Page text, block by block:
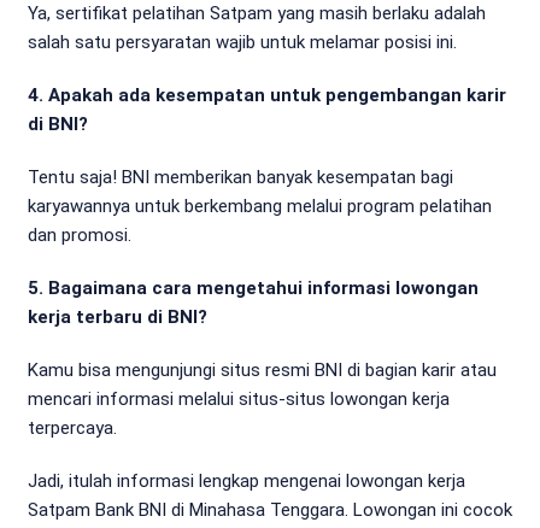
Ya, sertifikat pelatihan Satpam yang masih berlaku adalah
salah satu persyaratan wajib untuk melamar posisi ini.
4. Apakah ada kesempatan untuk pengembangan karir
di BNI?
Tentu saja! BNI memberikan banyak kesempatan bagi
karyawannya untuk berkembang melalui program pelatihan
dan promosi.
5. Bagaimana cara mengetahui informasi lowongan
kerja terbaru di BNI?
Kamu bisa mengunjungi situs resmi BNI di bagian karir atau
mencari informasi melalui situs-situs lowongan kerja
terpercaya.
Jadi, itulah informasi lengkap mengenai lowongan kerja
Satpam Bank BNI di Minahasa Tenggara. Lowongan ini cocok